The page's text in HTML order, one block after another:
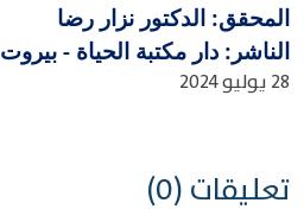
المحقق: الدكتور نزار رضا
الناشر: دار مكتبة الحياة - بيروت
28 يوليو 2024
تعليقات (0)